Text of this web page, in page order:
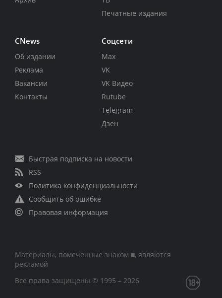
Печатные издания
CNews
Об издании
Реклама
Вакансии
Контакты
Соцсети
Max
VK
VK Видео
Rutube
Telegram
Дзен
Быстрая подписка на новости
RSS
Политика конфиденциальности
Сообщить об ошибке
Правовая информация
Материалы, помеченные знаком ■, являются
рекламой
Все права защищены © 1995 – 2026